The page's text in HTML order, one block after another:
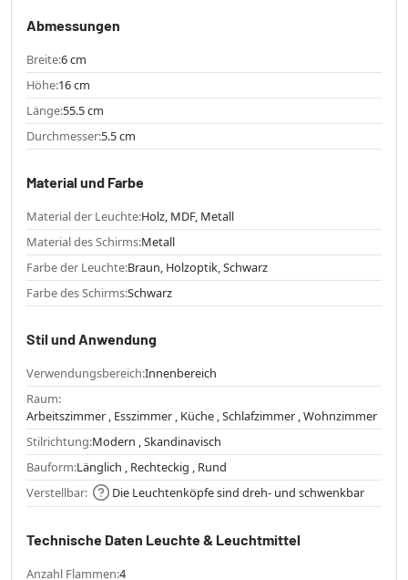
Abmessungen
Breite:6 cm
Höhe:16 cm
Länge:55.5 cm
Durchmesser:5.5 cm
Material und Farbe
Material der Leuchte:Holz, MDF, Metall
Material des Schirms:Metall
Farbe der Leuchte:Braun, Holzoptik, Schwarz
Farbe des Schirms:Schwarz
Stil und Anwendung
Verwendungsbereich:Innenbereich
Raum:
Arbeitszimmer , Esszimmer , Küche , Schlafzimmer , Wohnzimmer
Stilrichtung:Modern , Skandinavisch
Bauform:Länglich , Rechteckig , Rund
Verstellbar:
Die Leuchtenköpfe sind dreh- und schwenkbar
Technische Daten Leuchte & Leuchtmittel
Anzahl Flammen:4